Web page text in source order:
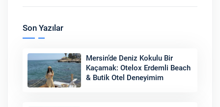
Son Yazılar
Mersin’de Deniz Kokulu Bir
Kaçamak: Otelox Erdemli Beach
& Butik Otel Deneyimim